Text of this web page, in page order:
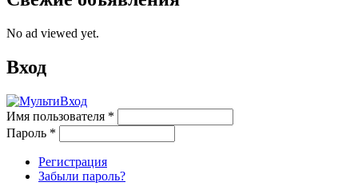
No ad viewed yet.
Вход
Имя пользователя *
Пароль *
Регистрация
Забыли пароль?